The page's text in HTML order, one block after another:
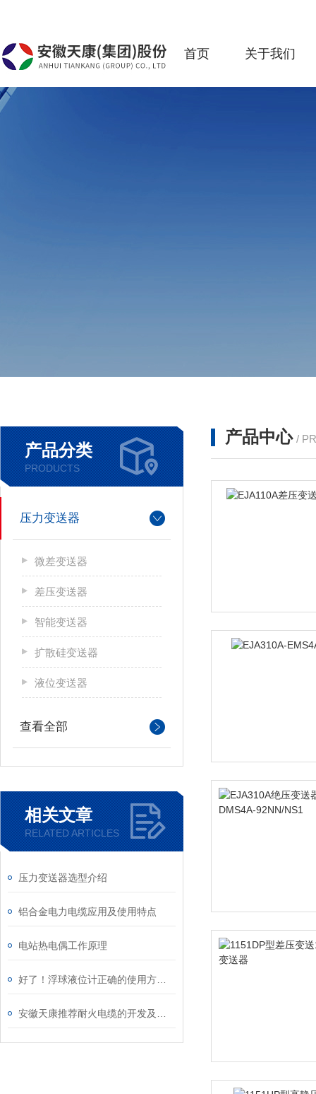
首页 关于我们
产品分类
PRODUCTS
压力变送器
微差变送器
差压变送器
智能变送器
扩散硅变送器
液位变送器
查看全部
相关文章
RELATED ARTICLES
压力变送器选型介绍
铝合金电力电缆应用及使用特点
电站热电偶工作原理
产品中心 /